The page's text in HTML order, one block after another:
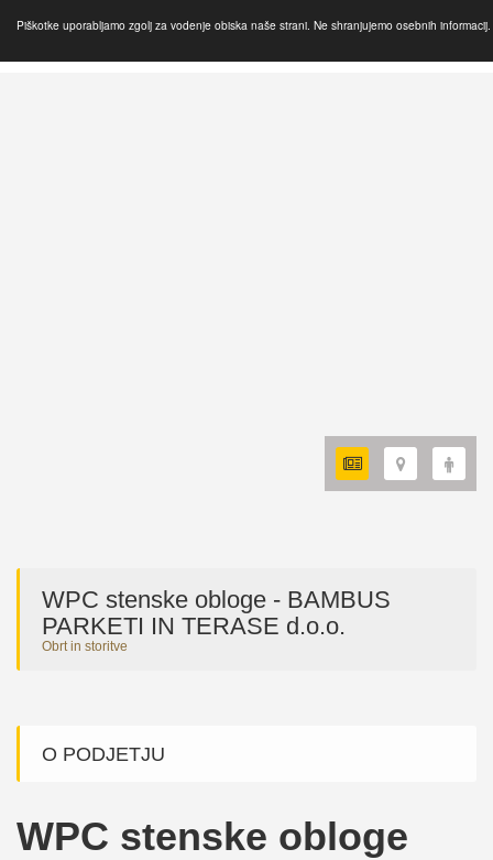
Piškotke uporabljamo zgolj za vodenje obiska naše strani. Ne shranjujemo osebnih informacij.
WPC stenske obloge - BAMBUS
PARKETI IN TERASE d.o.o.
Obrt in storitve
O PODJETJU
WPC stenske obloge